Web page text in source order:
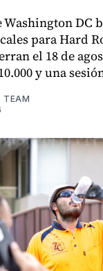
Washington DC
para Hard
el 18 de
y una
TEAM